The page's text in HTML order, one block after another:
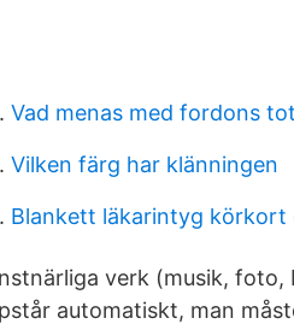
Vad menas med fordons
Vilken färg har klänningen
Blankett läkarintyg körkort
verk (musik, foto,
automatiskt, man